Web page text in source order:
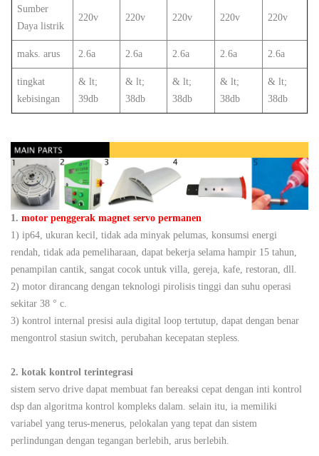
Sumber
Daya listrik
220v 220v 220v 220v 220v
maks. arus 2.6a 2.6a 2.6a 2.6a 2.6a
tingkat
kebisingan
& lt;
39db
& lt;
38db
& lt;
38db
& lt;
38db
& lt;
38db
1. motor penggerak magnet servo permanen
1) ip64, ukuran kecil, tidak ada minyak pelumas, konsumsi energi
rendah, tidak ada pemeliharaan, dapat bekerja selama hampir 15 tahun,
penampilan cantik, sangat cocok untuk villa, gereja, kafe, restoran, dll.
2) motor dirancang dengan teknologi pirolisis tinggi dan suhu operasi
sekitar 38 ° c.
3) kontrol internal presisi aula digital loop tertutup, dapat dengan benar
mengontrol stasiun switch, perubahan kecepatan stepless.
2. kotak kontrol terintegrasi
sistem servo drive dapat membuat fan bereaksi cepat dengan inti kontrol
dsp dan algoritma kontrol kompleks dalam. selain itu, ia memiliki
variabel yang terus-menerus, pelokalan yang tepat dan sistem
perlindungan dengan tegangan berlebih, arus berlebih.